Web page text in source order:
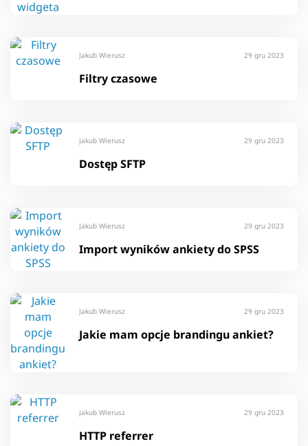
Jakub Wierusz 29 gru 2023
Filtry czasowe
Jakub Wierusz 29 gru 2023
Dostęp SFTP
Jakub Wierusz 29 gru 2023
Import wyników ankiety do SPSS
Jakub Wierusz 29 gru 2023
Jakie mam opcje brandingu ankiet?
Jakub Wierusz 29 gru 2023
HTTP referrer